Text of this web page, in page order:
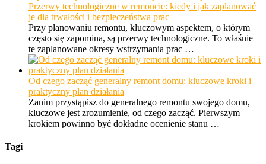
Przerwy technologiczne w remoncie: kiedy i jak zaplanować
je dla trwałości i bezpieczeństwa prac
Przy planowaniu remontu, kluczowym aspektem, o którym
często się zapomina, są przerwy technologiczne. To właśnie
te zaplanowane okresy wstrzymania prac …
Od czego zacząć generalny remont domu: kluczowe kroki i
praktyczny plan działania
Zanim przystąpisz do generalnego remontu swojego domu,
kluczowe jest zrozumienie, od czego zacząć. Pierwszym
krokiem powinno być dokładne ocenienie stanu …
Tagi